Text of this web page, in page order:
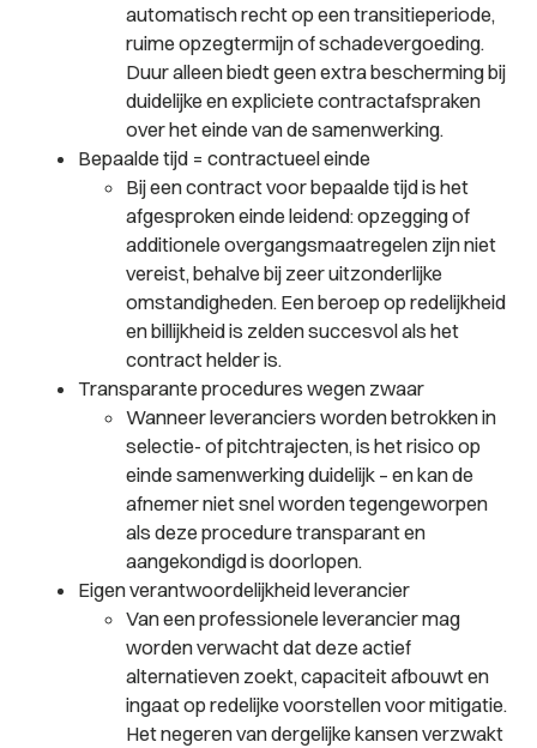
automatisch recht op een transitieperiode,
ruime opzegtermijn of schadevergoeding.
Duur alleen biedt geen extra bescherming bij
duidelijke en expliciete contractafspraken
over het einde van de samenwerking.
Bepaalde tijd = contractueel einde
Bij een contract voor bepaalde tijd is het
afgesproken einde leidend: opzegging of
additionele overgangsmaatregelen zijn niet
vereist, behalve bij zeer uitzonderlijke
omstandigheden. Een beroep op redelijkheid
en billijkheid is zelden succesvol als het
contract helder is.
Transparante procedures wegen zwaar
Wanneer leveranciers worden betrokken in
selectie- of pitchtrajecten, is het risico op
einde samenwerking duidelijk – en kan de
afnemer niet snel worden tegengeworpen
als deze procedure transparant en
aangekondigd is doorlopen.
Eigen verantwoordelijkheid leverancier
Van een professionele leverancier mag
worden verwacht dat deze actief
alternatieven zoekt, capaciteit afbouwt en
ingaat op redelijke voorstellen voor mitigatie.
Het negeren van dergelijke kansen verzwakt